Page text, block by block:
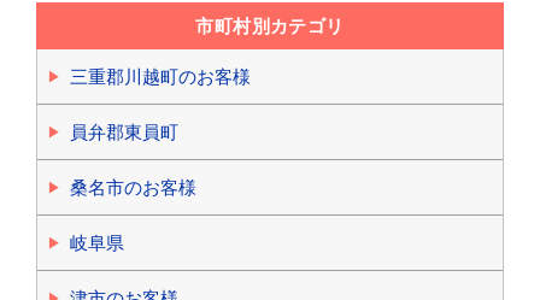
市町村別カテゴリ
三重郡川越町のお客様
員弁郡東員町
桑名市のお客様
岐阜県